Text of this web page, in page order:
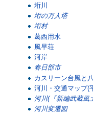
垳川
垳の万人塔
垳村
葛西用水
風早荘
河岸
春日部市
カスリーン台風と
河川・交通マップ(
河川(『新編武蔵風
河川変遷図